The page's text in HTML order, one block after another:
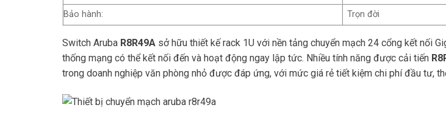
Bảo hành:
Trọn đời
Switch Aruba R8R49A sở hữu thiết kế rack 1U với nền tảng chuyển mạch 24 cổng kết nối
thống mạng có thể kết nối đến và hoạt động ngay lập tức. Nhiều tính năng được cải tiến
trong doanh nghiệp văn phòng nhỏ được đáp ứng, với mức giá rẻ tiết kiệm chi phí đầu tư,